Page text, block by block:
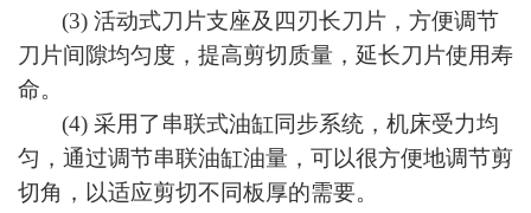
(3) 活动式刀片支座及四刃长刀片，方便调节
刀片间隙均匀度，提高剪切质量，延长刀片使用寿
命。
(4) 采用了串联式油缸同步系统，机床受力均
匀，通过调节串联油缸油量，可以很方便地调节剪
切角，以适应剪切不同板厚的需要。